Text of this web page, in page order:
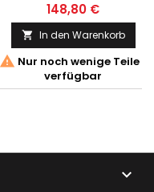
148,80 €
 In den Warenkorb
 Nur noch wenige Teile
verfügbar
